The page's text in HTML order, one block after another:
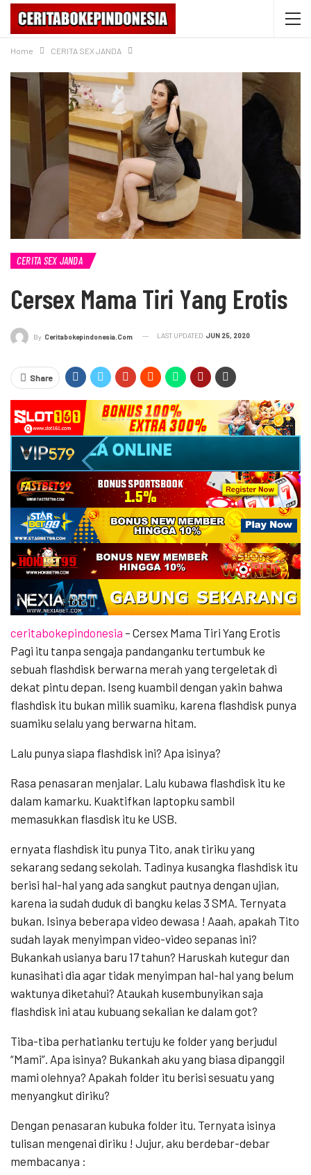
Home CERITA SEX JANDA
CERITA SEX JANDA
Cersex Mama Tiri Yang Erotis
By Ceritabokepindonesia.com LAST UPDATED JUN 25, 2020
Share
ceritabokepindonesia – Cersex Mama Tiri Yang Erotis
Pagi itu tanpa sengaja pandanganku tertumbuk ke
sebuah flashdisk berwarna merah yang tergeletak di
dekat pintu depan. Iseng kuambil dengan yakin bahwa
flashdisk itu bukan milik suamiku, karena flashdisk punya
suamiku selalu yang berwarna hitam.
Lalu punya siapa flashdisk ini? Apa isinya?
Rasa penasaran menjalar. Lalu kubawa flashdisk itu ke
dalam kamarku. Kuaktifkan laptopku sambil
memasukkan flasdisk itu ke USB.
ernyata flashdisk itu punya Tito, anak tiriku yang
sekarang sedang sekolah. Tadinya kusangka flashdisk itu
berisi hal-hal yang ada sangkut pautnya dengan ujian,
karena ia sudah duduk di bangku kelas 3 SMA. Ternyata
bukan. Isinya beberapa video dewasa ! Aaah, apakah Tito
sudah layak menyimpan video-video sepanas ini?
Bukankah usianya baru 17 tahun? Haruskah kutegur dan
kunasihati dia agar tidak menyimpan hal-hal yang belum
waktunya diketahui? Ataukah kusembunyikan saja
flashdisk ini atau kubuang sekalian ke dalam got?
Tiba-tiba perhatianku tertuju ke folder yang berjudul
“Mami”. Apa isinya? Bukankah aku yang biasa dipanggil
mami olehnya? Apakah folder itu berisi sesuatu yang
menyangkut diriku?
Dengan penasaran kubuka folder itu. Ternyata isinya
tulisan mengenai diriku ! Jujur, aku berdebar-debar
membacanya :